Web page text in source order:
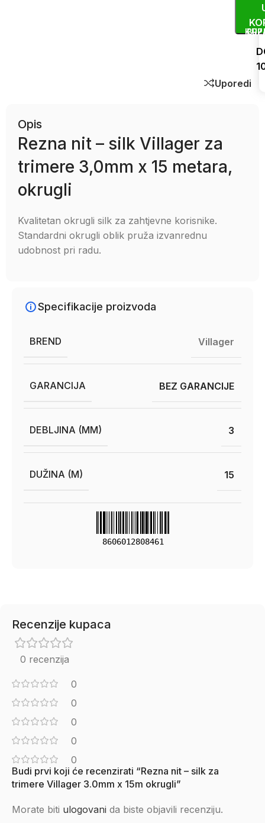
Uporedi
Opis
Rezna nit – silk Villager za
trimere 3,0mm x 15 metara,
okrugli
Kvalitetan okrugli silk za zahtjevne korisnike.
Standardni okrugli oblik pruža izvanrednu
udobnost pri radu.
Specifikacije proizvoda
BREND Villager
GARANCIJA BEZ GARANCIJE
DEBLJINA (MM) 3
DUŽINA (M) 15
8606012808461
Recenzije kupaca
0 recenzija
0
0
0
0
0
Budi prvi koji će recenzirati “Rezna nit – silk za
trimere Villager 3.0mm x 15m okrugli”
Morate biti ulogovani da biste objavili recenziju.